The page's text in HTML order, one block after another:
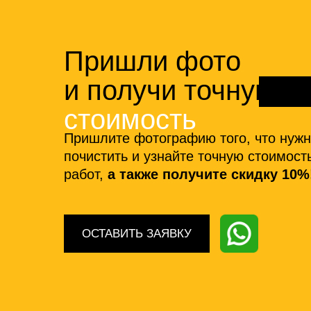
Пришлите фотографию того, что
почистить и узнайте точную
работ, а также получите скидку
Пришли фото
и получи точную
стоимость
ОСТАВИТЬ ЗАЯВКУ